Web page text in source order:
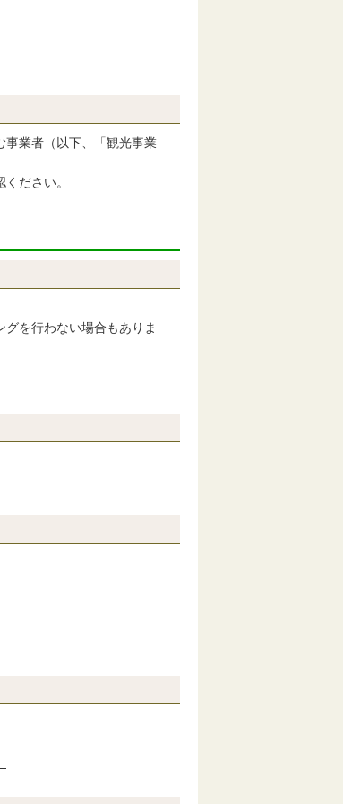
業者（以下、「観光事業
ください。
を行わない場合もありま